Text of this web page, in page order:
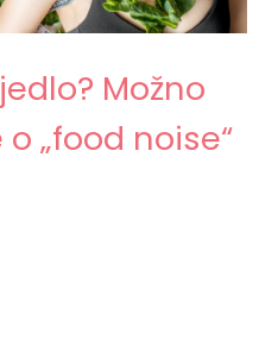
Možno
„food noise“